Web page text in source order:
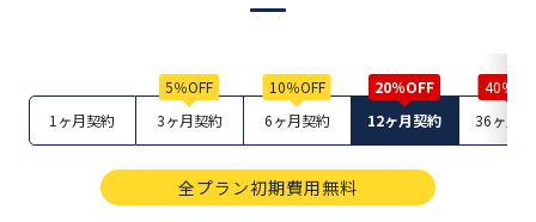
1ヶ月契約 3ヶ月契約 6ヶ月契約 12ヶ月契約 36ヶ月
全プラン初期費用無料